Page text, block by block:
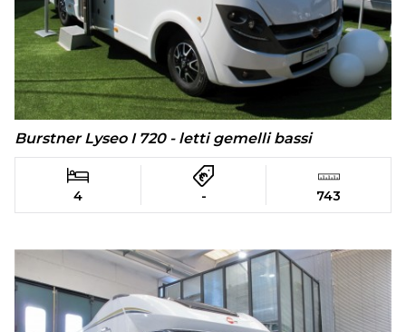
Burstner Lyseo I 720 - letti gemelli bassi
4 - 743